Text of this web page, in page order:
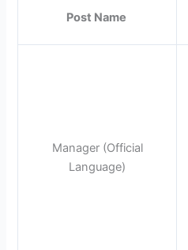
Post Name
Manager (Official
Language)